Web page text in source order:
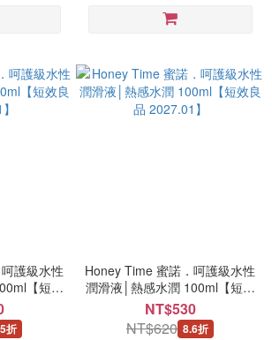
護級水性
【短效
折
Honey Time 蜜諾．呵護級水性
潤滑液│熱感水潤 100ml【短效
良品 2027.01】
NT$530
NT$620 8.6折